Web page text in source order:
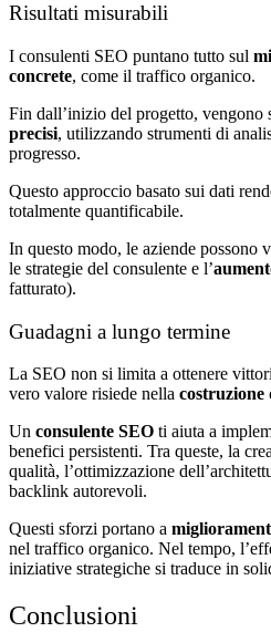
Risultati misurabili
I consulenti SEO puntano tutto sul
concrete, come il traffico organico.
Fin dall’inizio del progetto, vengono
precisi, utilizzando strumenti di
progresso.
Questo approccio basato sui dati
totalmente quantificabile.
In questo modo, le aziende possono
le strategie del consulente e l’
fatturato).
Guadagni a lungo termine
La SEO non si limita a ottenere
vero valore risiede nella
Un consulente SEO ti aiuta a
benefici persistenti. Tra queste, la
qualità, l’ottimizzazione
backlink autorevoli.
Questi sforzi portano a
nel traffico organico. Nel tempo,
iniziative strategiche si traduce in
Conclusioni